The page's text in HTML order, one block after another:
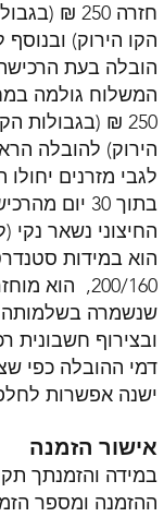
הקו הירוק) ובנוסף
הובלה בעת
המשלוח גולמה
הירוק) להובלה
לגבי מזרנים
בתוך 30
החיצוני נשאר נקי
200/160,
שנשמרה בשלמותה
ובצירוף חשבונית
דמי ההובלה כפי
ישנה אפשרות
אישור הזמנה
במידה והזמנתך